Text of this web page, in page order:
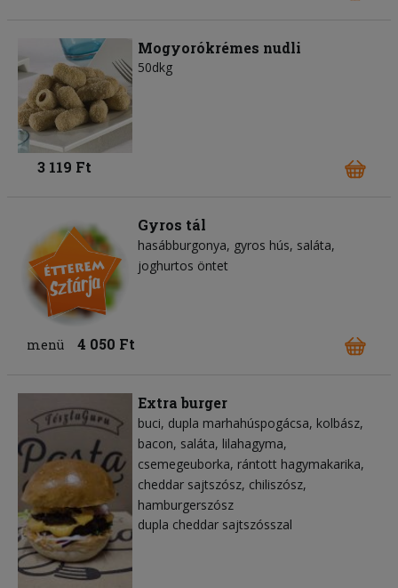
Mogyorókrémes nudli
50dkg
3 119 Ft
Gyros tál
hasábburgonya gyros hús saláta
joghurtos öntet
menü 4 050 Ft
Extra burger
buci dupla marhahúspogácsa kolbász
bacon saláta lilahagyma
csemegeuborka rántott hagymakarika
cheddar sajtszósz chiliszósz
hamburgerszósz
dupla cheddar sajtszósszal